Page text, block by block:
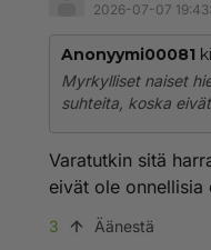
2026-07-07
Anonyymi00081
Myrkylliset naiset
suhteita, koska
Varatutkin sitä
eivät ole onnellisia
3 Äänestä